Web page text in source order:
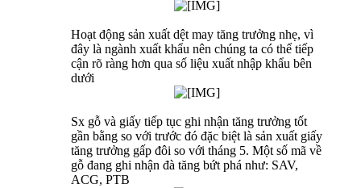
Hoạt động sản xuất dệt may tăng trưởng nhẹ, vì
đây là ngành xuất khẩu nên chúng ta có thể tiếp
cận rõ ràng hơn qua số liệu xuất nhập khẩu bên
dưới
Sx gỗ và giấy tiếp tục ghi nhận tăng trưởng tốt
gần bằng so với trước đó đặc biệt là sản xuất giấy
tăng trưởng gấp đôi so với tháng 5. Một số mã về
gỗ đang ghi nhận đà tăng bứt phá như: SAV,
ACG, PTB